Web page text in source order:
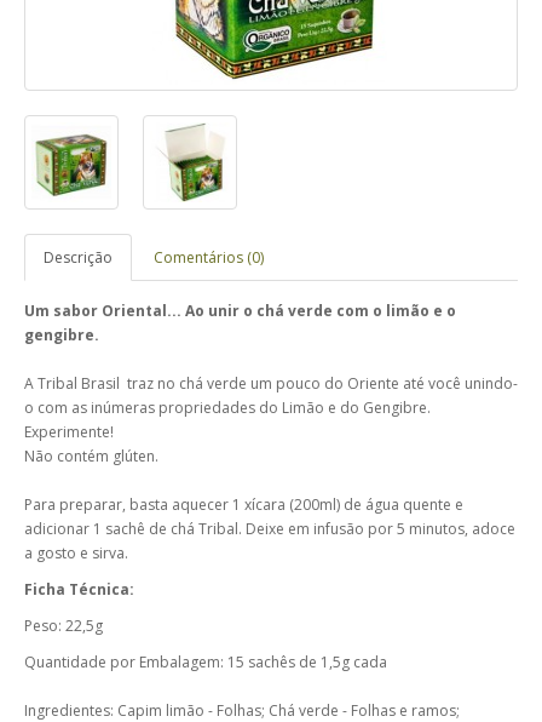
Descrição Comentários (0)
Um sabor Oriental... Ao unir o chá verde com o limão e o
gengibre.
A Tribal Brasil traz no chá verde um pouco do Oriente até você unindo-
o com as inúmeras propriedades do Limão e do Gengibre.
Experimente!
Não contém glúten.
Para preparar, basta aquecer 1 xícara (200ml) de água quente e
adicionar 1 sachê de chá Tribal. Deixe em infusão por 5 minutos, adoce
a gosto e sirva.
Ficha Técnica:
Peso: 22,5g
Quantidade por Embalagem: 15 sachês de 1,5g cada
Ingredientes: Capim limão - Folhas; Chá verde - Folhas e ramos;